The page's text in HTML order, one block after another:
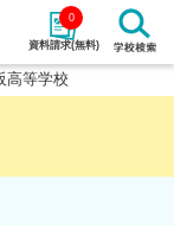
資料請求(無料)
0
高等学校